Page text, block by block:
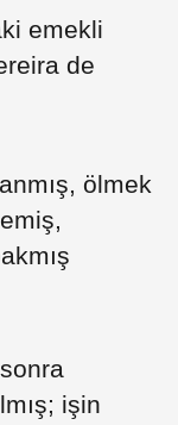
emekli
de
ölmek
işin